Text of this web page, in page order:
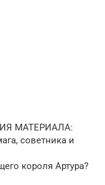
МАТЕРИАЛА:
советника и
короля Артура?